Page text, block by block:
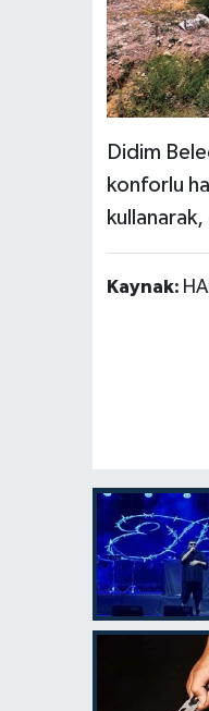
Didim
konforlu
Kaynak: